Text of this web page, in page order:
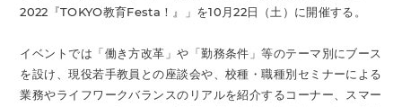
2022『TOKYO教育Festa！』」を10月22日（土）に開催する。
イベントでは「働き方改革」や「勤務条件」等のテーマ別にブース
を設け、現役若手教員との座談会や、校種・職種別セミナーによる
業務やライフワークバランスのリアルを紹介するコーナー、スマー